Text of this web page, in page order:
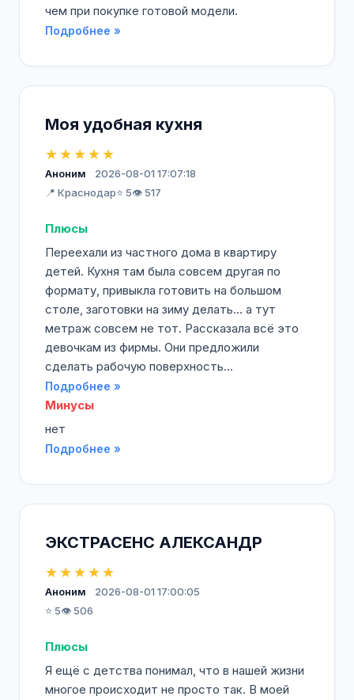
чем при покупке готовой модели.
Подробнее »
Моя удобная кухня
★★★★★
Аноним
2026-08-01 17:07:18
📍 Краснодар⭐ 5👁️ 517
Плюсы
Переехали из частного дома в квартиру
детей. Кухня там была совсем другая по
формату, привыкла готовить на большом
столе, заготовки на зиму делать... а тут
метраж совсем не тот. Рассказала всё это
девочкам из фирмы. Они предложили
сделать рабочую поверхность...
Подробнее »
Минусы
нет
Подробнее »
ЭКСТРАСЕНС АЛЕКСАНДР
★★★★★
Аноним
2026-08-01 17:00:05
⭐ 5👁️ 506
Плюсы
Я ещё с детства понимал, что в нашей жизни
многое происходит не просто так. В моей